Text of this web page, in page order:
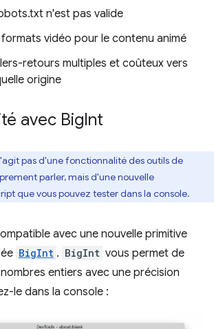
n'est pas valide
vidéo pour le contenu animé
retours multiples et coûteux vers
origine
avec BigInt
pas d'une fonctionnalité des outils de
parler, mais d'une nouvelle
que vous pouvez tester dans la console.
avec une nouvelle primitive
BigInt . BigInt vous permet de
entiers avec une précision
le dans la console :